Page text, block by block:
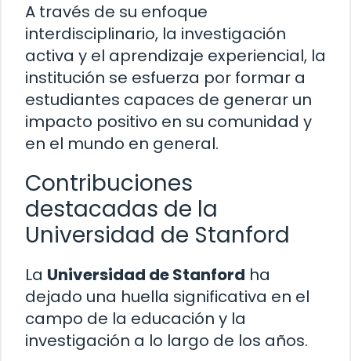
A través de su enfoque
interdisciplinario, la investigación
activa y el aprendizaje experiencial, la
institución se esfuerza por formar a
estudiantes capaces de generar un
impacto positivo en su comunidad y
en el mundo en general.
Contribuciones
destacadas de la
Universidad de Stanford
La Universidad de Stanford ha
dejado una huella significativa en el
campo de la educación y la
investigación a lo largo de los años.